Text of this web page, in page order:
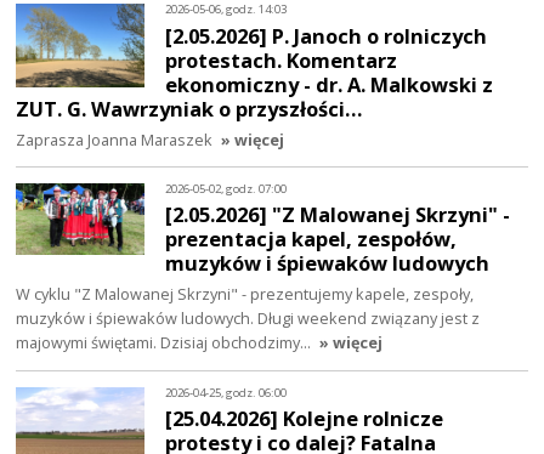
2026-05-06, godz. 14:03
[2.05.2026] P. Janoch o rolniczych
protestach. Komentarz
ekonomiczny - dr. A. Malkowski z
ZUT. G. Wawrzyniak o przyszłości…
Zaprasza Joanna Maraszek » więcej
2026-05-02, godz. 07:00
[2.05.2026] "Z Malowanej Skrzyni" -
prezentacja kapel, zespołów,
muzyków i śpiewaków ludowych
W cyklu "Z Malowanej Skrzyni" - prezentujemy kapele, zespoły,
muzyków i śpiewaków ludowych. Długi weekend związany jest z
majowymi świętami. Dzisiaj obchodzimy… » więcej
2026-04-25, godz. 06:00
[25.04.2026] Kolejne rolnicze
protesty i co dalej? Fatalna